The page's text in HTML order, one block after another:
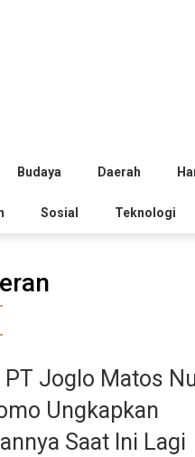
Budaya Daerah
Sosial Teknologi
PT Joglo Matos
Ungkapkan
Saat Ini Lagi